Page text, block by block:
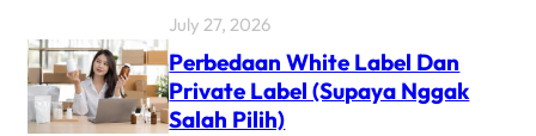
July 27, 2026
Perbedaan White Label Dan
Private Label (Supaya Nggak
Salah Pilih)